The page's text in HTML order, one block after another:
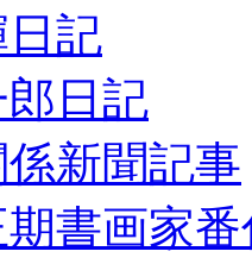
記
日記
新聞記事
書画家